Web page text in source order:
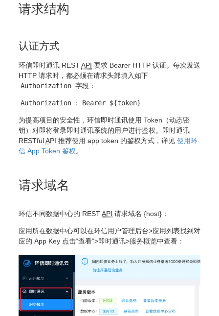
请求结构
认证方式
环信即时通讯 RESTAPI 要求 Bearer HTTP 认证。每次发送
HTTP 请求时，都必须在请求头部填入如下
Authorization 字段：
Authorization ： Bearer ${token}
为提高项目的安全性，环信即时通讯使用 Token（动态密
钥）对即将登录即时通讯系统的用户进行鉴权。即时通讯
RESTfulAPI 推荐使用 app token 的鉴权方式，详见 使用环
信 App Token 鉴权。
请求域名
环信不同数据中心的 RESTAPI 请求域名 {host}：
应用所在数据中心可以在环信用户管理后台>应用列表找到对
应的 App Key 点击“查看”>即时通讯>服务概览中查看：